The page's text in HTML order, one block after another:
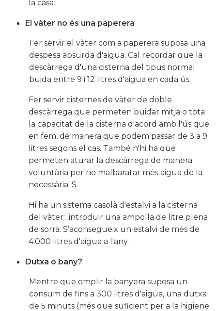
la casa.
El vàter no és una paperera
Fer servir el vàter com a paperera suposa una
despesa absurda d'aigua. Cal recordar que la
descàrrega d'una cisterna del tipus normal
buida entre 9 i 12 litres d'aigua en cada ús.
Fer servir cisternes de vàter de doble
descàrrega que permeten buidar mitja o tota
la capacitat de la cisterna d'acord amb l'ús que
en fem, de manera que podem passar de 3 a 9
litres segons el cas. També n'hi ha que
permeten aturar la descàrrega de manera
voluntària per no malbaratar més aigua de la
necessària. S
Hi ha un sistema casolà d'estalvi a la cisterna
del vàter: introduir una ampolla de litre plena
de sorra. S’aconsegueix un estalvi de més de
4.000 litres d'aigua a l'any.
Dutxa o bany?
Mentre que omplir la banyera suposa un
consum de fins a 300 litres d'aigua, una dutxa
de 5 minuts (més que suficient per a la higiene